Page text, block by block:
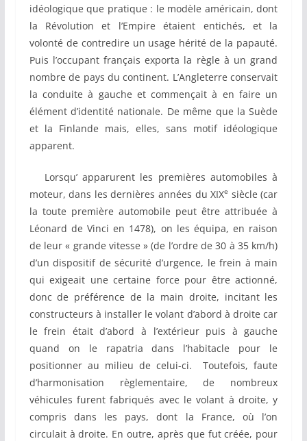
idéologique que pratique : le modèle américain, dont
la Révolution et l’Empire étaient entichés, et la
volonté de contredire un usage hérité de la papauté.
Puis l’occupant français exporta la règle à un grand
nombre de pays du continent. L’Angleterre conservait
la conduite à gauche et commençait à en faire un
élément d’identité nationale. De même que la Suède
et la Finlande mais, elles, sans motif idéologique
apparent.
Lorsqu’ apparurent les premières automobiles à
moteur, dans les dernières années du XIXe siècle (car
la toute première automobile peut être attribuée à
Léonard de Vinci en 1478), on les équipa, en raison
de leur « grande vitesse » (de l’ordre de 30 à 35 km/h)
d’un dispositif de sécurité d’urgence, le frein à main
qui exigeait une certaine force pour être actionné,
donc de préférence de la main droite, incitant les
constructeurs à installer le volant d’abord à droite car
le frein était d’abord à l’extérieur puis à gauche
quand on le rapatria dans l’habitacle pour le
positionner au milieu de celui-ci. Toutefois, faute
d’harmonisation règlementaire, de nombreux
véhicules furent fabriqués avec le volant à droite, y
compris dans les pays, dont la France, où l’on
circulait à droite. En outre, après que fut créée, pour